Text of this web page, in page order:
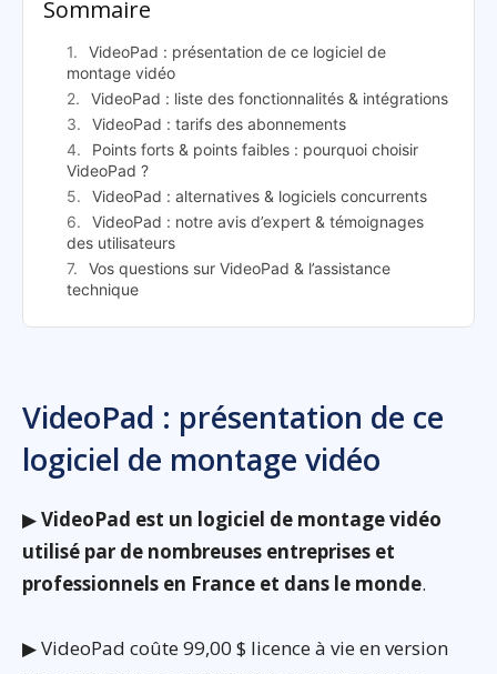
Sommaire
VideoPad : présentation de ce logiciel de
montage vidéo
VideoPad : liste des fonctionnalités & intégrations
VideoPad : tarifs des abonnements
Points forts & points faibles : pourquoi choisir
VideoPad ?
VideoPad : alternatives & logiciels concurrents
VideoPad : notre avis d’expert & témoignages
des utilisateurs
Vos questions sur VideoPad & l’assistance
technique
VideoPad : présentation de ce
logiciel de montage vidéo
▶VideoPad est un logiciel de montage vidéo
utilisé par de nombreuses entreprises et
professionnels en France et dans le monde.
▶ VideoPad coûte 99,00 $ licence à vie en version